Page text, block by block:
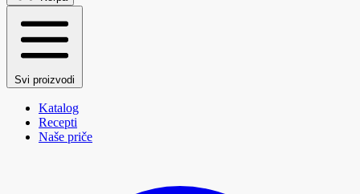
Svi proizvodi
Katalog
Recepti
Naše priče